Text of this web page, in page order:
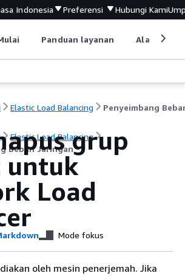
Indonesia Preferensi Hubungi Kami
Panduan layanan Alat
Elastic Load Balancing
Elastic Load Balancing
Beban Jaringangrup
untuk
Load
Mode fokus
oleh mesin penerjemah. Jika